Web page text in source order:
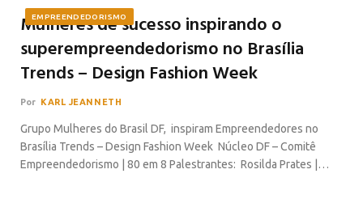
EMPREENDEDORISMO
Mulheres de sucesso inspirando o
superempreendedorismo no Brasília
Trends – Design Fashion Week
Por KARL JEANNETH
Grupo Mulheres do Brasil DF, inspiram Empreendedores no
Brasília Trends – Design Fashion Week Núcleo DF – Comitê
Empreendedorismo | 80 em 8 Palestrantes: Rosilda Prates |…